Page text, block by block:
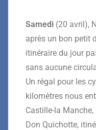
Samedi (20 avril),
après un bon petit
itinéraire du jour
sans aucune
Un régal pour les
kilomètres nous
Castille-la
Don Quichotte,